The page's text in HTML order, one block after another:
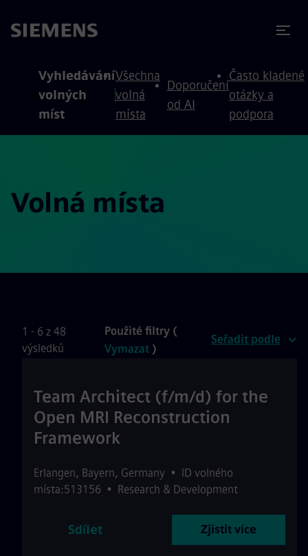
Vyhledávání
volných
míst
Všechna
volná
místa
Doporučení
od AI
Často kladené
otázky a
podpora
Volná místa
1 - 6 z 48
výsledků
Použité filtry (
Vymazat )
Seřadit podle
Team Architect (f/m/d) for the
Open MRI Reconstruction
Framework
Erlangen, Bayern, Germany • ID volného
místa:513156 • Research & Development
Sdílet Zjistit více